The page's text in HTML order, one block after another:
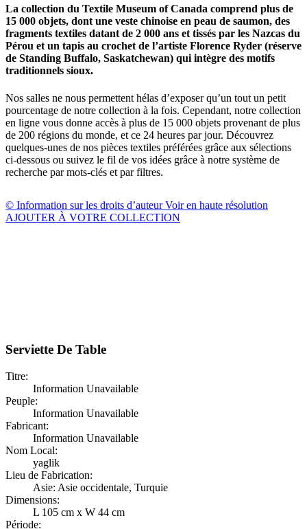
La collection du Textile Museum of Canada comprend plus de
15 000 objets, dont une veste chinoise en peau de saumon, des
fragments textiles datant de 2 000 ans et tissés par les Nazcas du
Pérou et un tapis au crochet de l’artiste Florence Ryder (réserve
de Standing Buffalo, Saskatchewan) qui intègre des motifs
traditionnels sioux.
Nos salles ne nous permettent hélas d’exposer qu’un tout un petit
pourcentage de notre collection à la fois. Cependant, notre collection
en ligne vous donne accès à plus de 15 000 objets provenant de plus
de 200 régions du monde, et ce 24 heures par jour. Découvrez
quelques-unes de nos pièces textiles préférées grâce aux sélections
ci-dessous ou suivez le fil de vos idées grâce à notre système de
recherche par mots-clés et par filtres.
© Information sur les droits d’auteurVoir en haute résolution
AJOUTER À VOTRE COLLECTION
Serviette De Table
Titre:
Information Unavailable
Peuple:
Information Unavailable
Fabricant:
Information Unavailable
Nom Local:
yaglik
Lieu de Fabrication:
Asie: Asie occidentale, Turquie
Dimensions:
L 105 cm x W 44 cm
Période: